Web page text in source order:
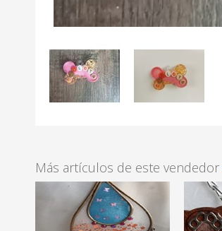
Más artículos de este vendedor